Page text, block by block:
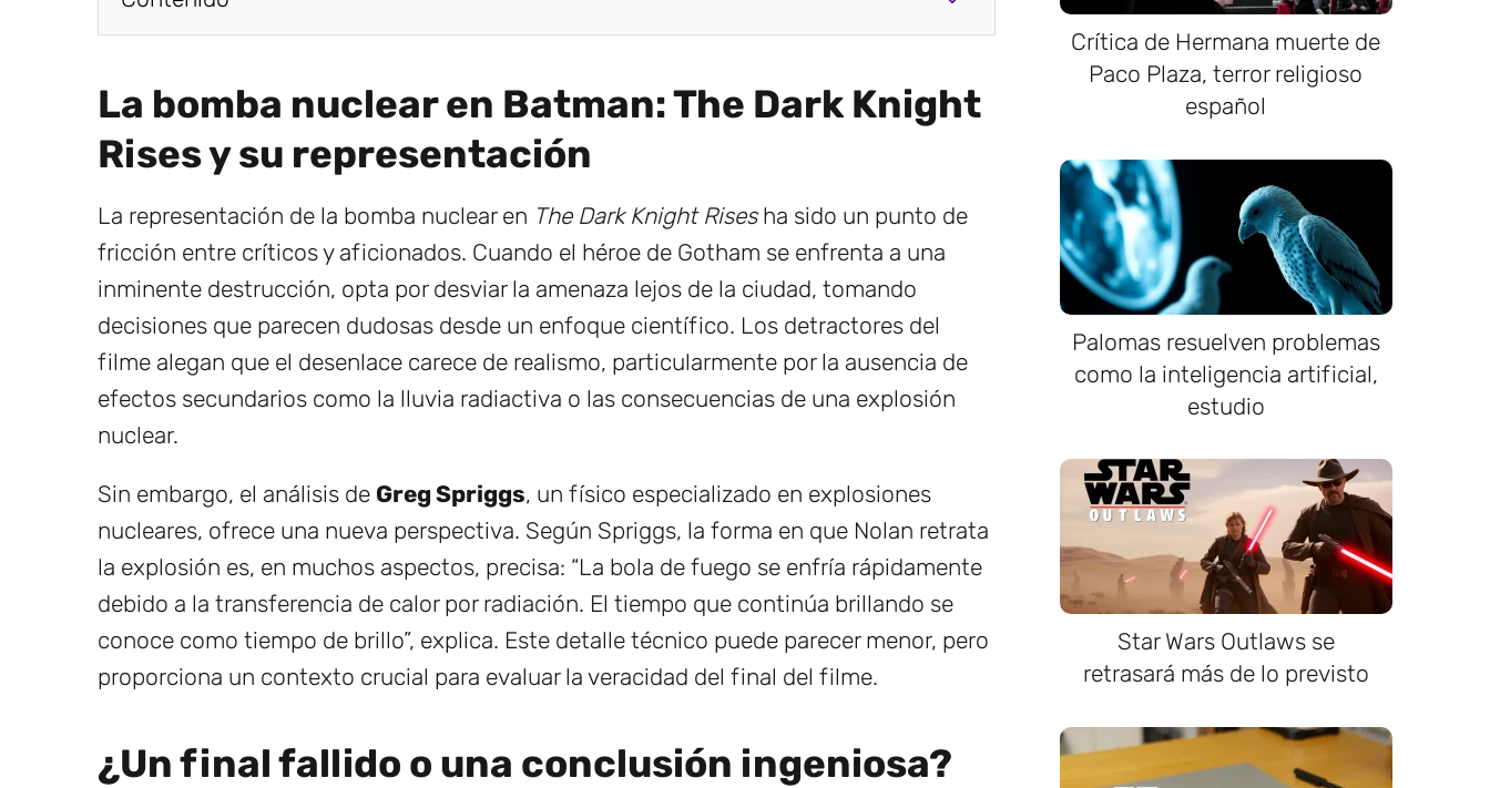
La bomba nuclear en Batman: The Dark Knight
Rises y su representación
La representación de la bomba nuclear en The Dark Knight Risesha sido un punto de
fricción entre críticos y aficionados. Cuando el héroe de Gotham se enfrenta a una
inminente destrucción, opta por desviar la amenaza lejos de la ciudad, tomando
decisiones que parecen dudosas desde un enfoque científico. Los detractores del
filme alegan que el desenlace carece de realismo, particularmente por la ausencia de
efectos secundarios como la lluvia radiactiva o las consecuencias de una explosión
nuclear.
Sin embargo, el análisis de Greg Spriggs, un físico especializado en explosiones
nucleares, ofrece una nueva perspectiva. Según Spriggs, la forma en que Nolan retrata
la explosión es, en muchos aspectos, precisa: “La bola de fuego se enfría rápidamente
debido a la transferencia de calor por radiación. El tiempo que continúa brillando se
conoce como tiempo de brillo”, explica. Este detalle técnico puede parecer menor, pero
proporciona un contexto crucial para evaluar la veracidad del final del filme.
¿Un final fallido o una conclusión ingeniosa?
Crítica de Hermana muerte de
Paco Plaza, terror religioso
español
Palomas resuelven problemas
como la inteligencia artificial,
estudio
Star Wars Outlaws se
retrasará más de lo previsto